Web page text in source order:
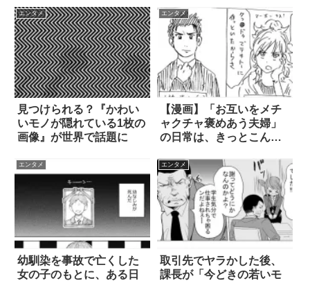
エンタメ
見つけられる？『かわい
いモノが隠れている1枚の
画像』が世界で話題に
エンタメ
【漫画】「お互いをメチ
ャクチャ褒めあう夫婦」
の日常は、きっとこんな
エンタメ
幼馴染を事故で亡くした
女の子のもとに、ある日
エンタメ
取引先でヤラかした後、
課長が「今どきの若いモ